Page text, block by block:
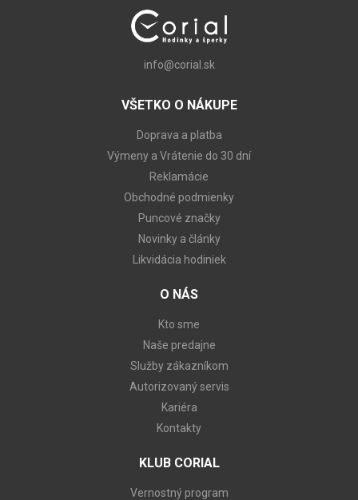
info@corial.sk
VŠETKO O NÁKUPE
Doprava a platba
Výmeny a Vrátenie do 30 dní
Reklamácie
Obchodné podmienky
Puncové značky
Novinky a články
Likvidácia hodiniek
O NÁS
Kto sme
Naše predajne
Služby zákazníkom
Autorizovaný servis
Kariéra
Kontakty
KLUB CORIAL
Vernostný program